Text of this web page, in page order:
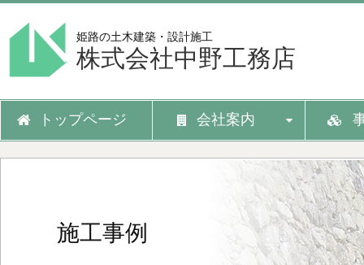
姫路の土木建築・設計施工
株式会社中野工務店
トップページ 会社案内
施工事例